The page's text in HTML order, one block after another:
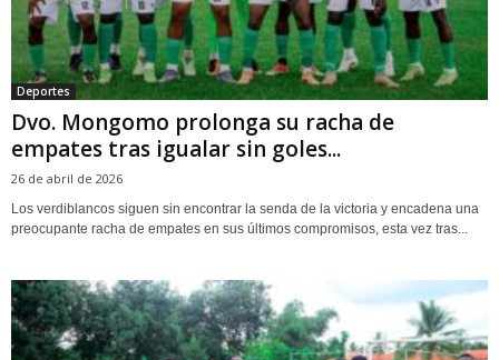
Deportes
Dvo. Mongomo prolonga su racha de
empates tras igualar sin goles...
26 de abril de 2026
Los verdiblancos siguen sin encontrar la senda de la victoria y encadena una
preocupante racha de empates en sus últimos compromisos, esta vez tras...